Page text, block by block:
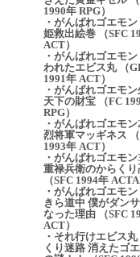
1990年 RPG）
・がんばれゴエモ
姫救出絵巻 （SFC
ACT）
・がんばれゴエモ
われたエビス丸 （
1991年 ACT）
・がんばれゴエモ
天下の財宝 （FC
RPG）
・がんばれゴエモ
烈将軍マッギネス
1993年 ACT）
・がんばれゴエモ
重禄兵衛のからくり
（SFC 1994年
・がんばれゴエモ
きら道中 僕がダン
なった理由 （SFC
ACT）
・それ行けエビス
くり迷路 消えたゴ